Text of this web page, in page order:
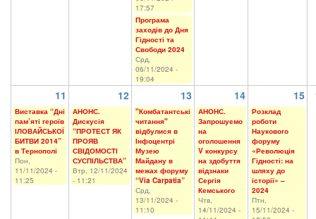
17:57
Програма
заходів до Дня
Гідності та
Свободи 2024
Срд,
06/11/2024 -
19:04
11 12 13 14 15
Виставка “Дні
пам’яті героїв
ІЛОВАЙСЬКОЇ
БИТВИ 2014”
в Тернополі
Пон,
11/11/2024 -
11:25
АНОНС.
Дискусія
“ПРОТЕСТ ЯК
ПРОЯВ
СВІДОМОСТІ
СУСПІЛЬСТВА”
Втр, 12/11/2024
- 11:21
"Комбатантські
читання"
відбулися в
Інфоцентрі
Музею
Майдану в
межах форуму
“Via Carpatia”
Срд,
13/11/2024 -
11:10
АНОНС.
Запрошуємо
на
оголошення
V конкурсу
на здобуття
відзнаки
Сергія
Кемського
Чтв,
14/11/2024 -
Розклад
роботи
Наукового
форуму
«Революція
Гідності: на
шляху до
історії» –
2024
Птн,
15/11/2024 -